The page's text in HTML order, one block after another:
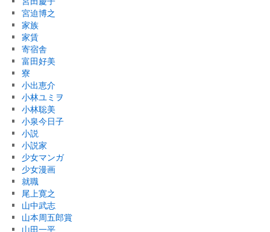
宮迫博之
家族
家賃
寄宿舎
富田好美
寮
小出恵介
小林ユミヲ
小林聡美
小泉今日子
小説
小説家
少女マンガ
少女漫画
就職
尾上寛之
山中武志
山本周五郎賞
山田一平